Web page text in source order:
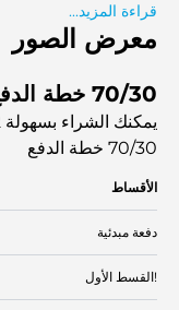
الهدوء للسكان. يتكون
يوفر 13 طابقًا
يتميز هذا المشروع
يمكن للسكان الوصول
قراءة المزيد...
معرض الصور
70/30 خطة الدفع
يمكنك الشراء بسهولة Cove Edition 2 مع تقسيط بدون فوائد
70/30 خطة الدفع
الأقساط
دفعة مبدئية
!القسط الأول